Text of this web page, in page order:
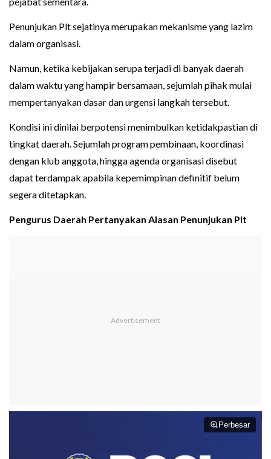
Penunjukan Plt sejatinya merupakan mekanisme yang lazim
dalam organisasi.
Namun, ketika kebijakan serupa terjadi di banyak daerah
dalam waktu yang hampir bersamaan, sejumlah pihak mulai
mempertanyakan dasar dan urgensi langkah tersebut.
Kondisi ini dinilai berpotensi menimbulkan ketidakpastian di
tingkat daerah. Sejumlah program pembinaan, koordinasi
dengan klub anggota, hingga agenda organisasi disebut
dapat terdampak apabila kepemimpinan definitif belum
segera ditetapkan.
Pengurus Daerah Pertanyakan Alasan Penunjukan Plt
Perbesar